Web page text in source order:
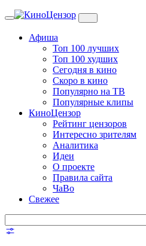
Toggle
Афиша
Топ 100 лучших
Топ 100 худших
Сегодня в кино
Скоро в кино
Популярно на ТВ
Популярные клипы
КиноЦензор
Рейтинг цензоров
Интересно зрителям
Аналитика
Идеи
О проекте
Правила сайта
ЧаВо
Свежее